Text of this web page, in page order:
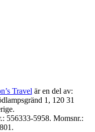
Travel är en del av:
1, 120 31
556333-5958. Momsnr.: